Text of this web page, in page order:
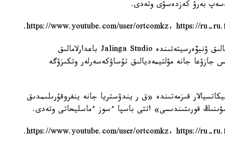
ەسەپ بەرۋ كەزدەسۋى وتەدى.
11.00 دە س. سەيفۋللين اتىنداعى قازاق اگروتەحنيكالىق ۋنيۆەرسيتەتىندە Jalinga Studio باعدارلامالىق
جانە مۋلتيمەديالىق تۇساۋكەسەرلەر وتكىزۋگە
قىزمەتىندە «ق ر يندۋستريا جانە ينفروقۇرىلىمدىق
قورىتىندىسى» اتتى باسپا ءسوز ءماسليحاتى وتەدى.